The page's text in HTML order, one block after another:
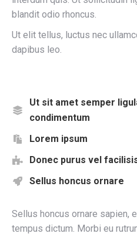
blandit odio rhoncus.
Ut elit tellus, luctus nec
dapibus leo.
Ut sit amet semper
condimentum
Lorem ipsum
Donec purus vel
Sellus honcus ornare
Sellus honcus ornare sapien,
tempus dictum. Morbi eu